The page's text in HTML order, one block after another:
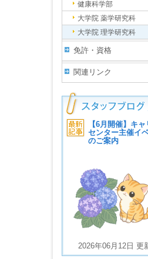
健康科学部
大学院 薬学研究科
大学院 理学研究科
免許・資格
関連リンク
【6月開催】キ
センター主催イ
のご案内
2026年06月12日 更